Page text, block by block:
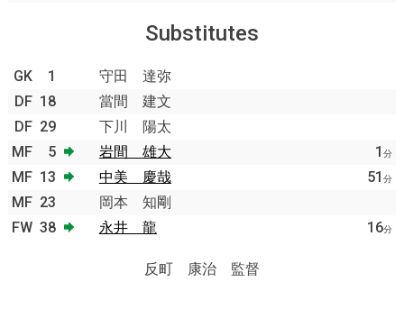
Substitutes
GK 1
守田 達弥
DF 18
當間 建文
DF 29
下川 陽太
MF
5 岩間 雄大 1 分
MF 13 中美 慶哉 51 分
MF 23
岡本 知剛
FW 38 永井 龍 16分
反町 康治 監督